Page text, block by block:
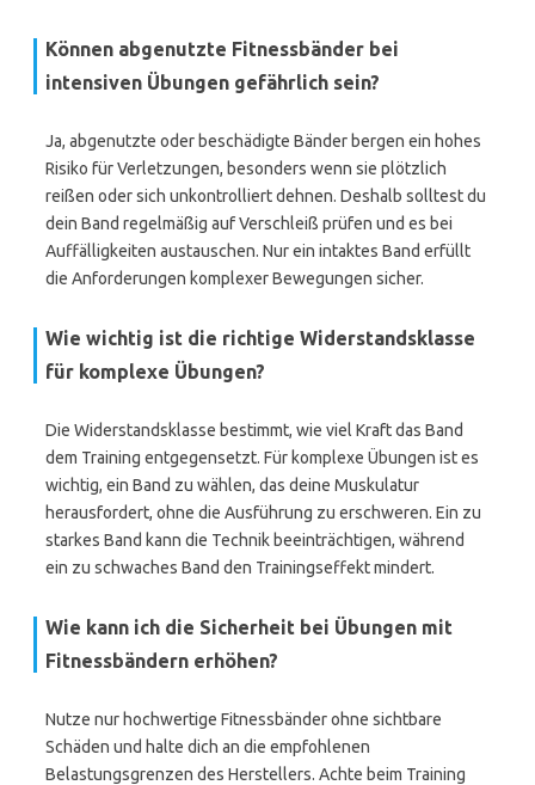
Können abgenutzte Fitnessbänder bei
intensiven Übungen gefährlich sein?
Ja, abgenutzte oder beschädigte Bänder bergen ein hohes
Risiko für Verletzungen, besonders wenn sie plötzlich
reißen oder sich unkontrolliert dehnen. Deshalb solltest du
dein Band regelmäßig auf Verschleiß prüfen und es bei
Auffälligkeiten austauschen. Nur ein intaktes Band erfüllt
die Anforderungen komplexer Bewegungen sicher.
Wie wichtig ist die richtige Widerstandsklasse
für komplexe Übungen?
Die Widerstandsklasse bestimmt, wie viel Kraft das Band
dem Training entgegensetzt. Für komplexe Übungen ist es
wichtig, ein Band zu wählen, das deine Muskulatur
herausfordert, ohne die Ausführung zu erschweren. Ein zu
starkes Band kann die Technik beeinträchtigen, während
ein zu schwaches Band den Trainingseffekt mindert.
Wie kann ich die Sicherheit bei Übungen mit
Fitnessbändern erhöhen?
Nutze nur hochwertige Fitnessbänder ohne sichtbare
Schäden und halte dich an die empfohlenen
Belastungsgrenzen des Herstellers. Achte beim Training